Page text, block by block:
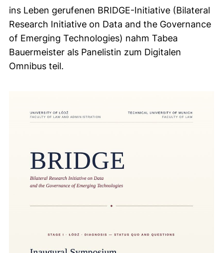
ins Leben gerufenen BRIDGE-Initiative (Bilateral
Research Initiative on Data and the Governance
of Emerging Technologies) nahm Tabea
Bauermeister als Panelistin zum Digitalen
Omnibus teil.